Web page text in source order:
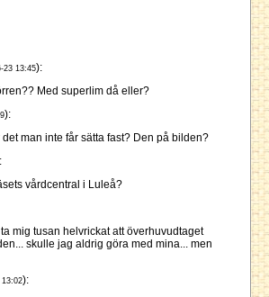
23 13:45):
Med superlim då eller?
):
man inte får sätta fast? Den på bilden?
vårdcentral i Luleå?
mig tusan helvrickat att överhuvudtaget
skulle jag aldrig göra med mina... men
13:02):